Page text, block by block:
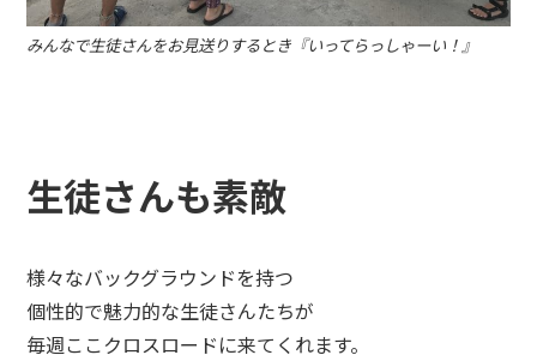
みんなで生徒さんをお見送りするとき『いってらっしゃーい！』
生徒さんも素敵
様々なバックグラウンドを持つ
個性的で魅力的な生徒さんたちが
毎週ここクロスロードに来てくれます。